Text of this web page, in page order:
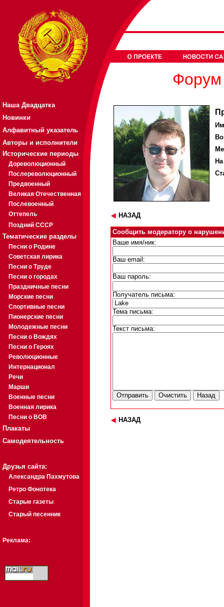
Наша Двадцатка
Новинки
Алфавитный указатель
Авторы и исполнители
Исторические периоды
Дореволюционный
Послереволюционный
Предвоенный
Великая Отечественная
Послевоенный
Оттепель
Поздний СССР
Тематические разделы
Песни о Родине
Советская лирика
Песни о Труде
Песни о городах
Праздничные песни
Морские песни
Спортивные песни
Пионерские песни
Молодежные песни
Песни о Вождях
Песни о Героях
Революционные
Интернационал
Речи
Марши
Военные песни
Военная лирика
Песни о ВОВ
Плакаты
Самодеятельность
Друзья сайта:
Александра Пахмутова
Ретро Фонотека
Старые газеты
Старый песенник
Реклама:
Форум
НАЗАД
Сообщить модератору о
Ваше имя/ник:
Ваш email:
Ваш пароль:
Получатель письма:
Тема письма:
Текст письма:
НАЗАД